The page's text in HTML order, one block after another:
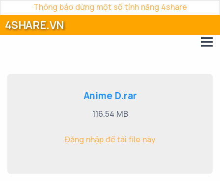
Thông báo dừng một số tính năng 4share
4SHARE.VN
Anime D.rar
116.54 MB
Đăng nhập để tải file này